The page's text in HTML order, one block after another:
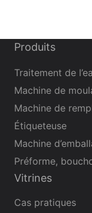
Produits
Traitement de
Machine de
Machine de
Étiqueteuse
Machine
Préforme,
Vitrines
Cas pratiques